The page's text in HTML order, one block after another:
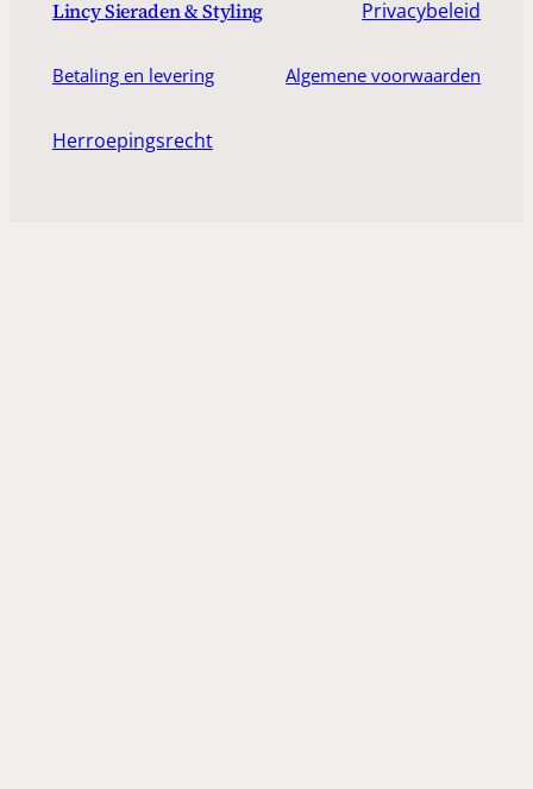
Lincy Sieraden & Styling Privacybeleid
Betaling en levering Algemene voorwaarden
Herroepingsrecht